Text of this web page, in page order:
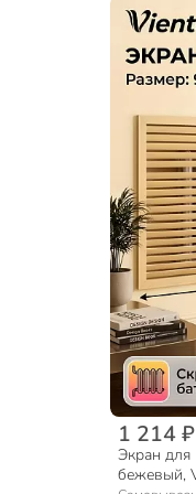
1 214 ₽
Экран
бежевый,